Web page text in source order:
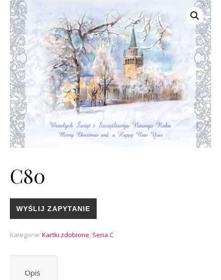
C80
WYŚLIJ ZAPYTANIE
Kategorie: Kartki zdobione, Seria C
Opis